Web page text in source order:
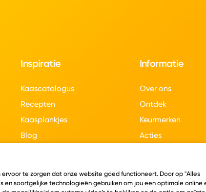
Inspiratie
Kaascatalogus
Recepten
Kaasplankjes
Blog
Informatie
Over ons
Ontdek
Keurmerken
Acties
te zorgen dat onze website goed functioneert. Door op "Alles
soortgelijke technologieën gebruiken om jou een optimale online